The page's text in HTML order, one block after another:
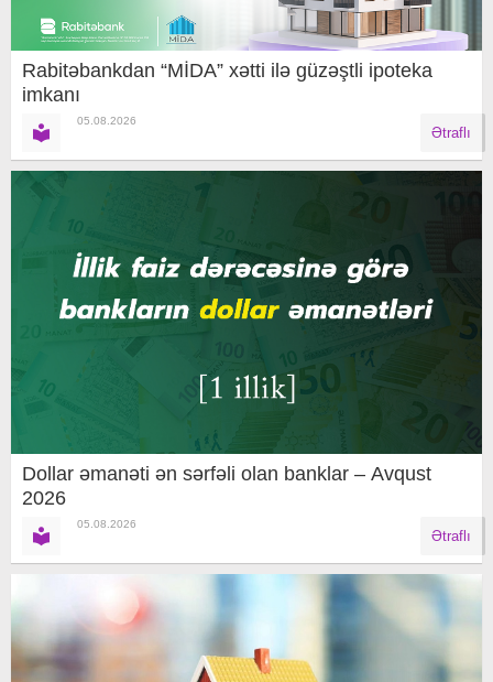
Rabitəbankdan “MİDA” xətti ilə güzəştli ipoteka
imkanı
05.08.2026
Ətraflı
Dollar əmanəti ən sərfəli olan banklar – Avqust
2026
05.08.2026
Ətraflı